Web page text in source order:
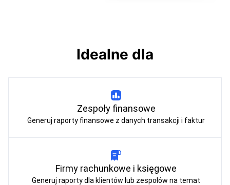
Idealne dla
Zespoły finansowe
Generuj raporty finansowe z danych transakcji i faktur
Firmy rachunkowe i księgowe
Generuj raporty dla klientów lub zespołów na temat